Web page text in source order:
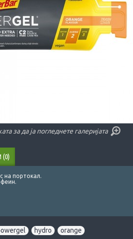
за да ја погледнете галеријата
на портокал.
hydro orange